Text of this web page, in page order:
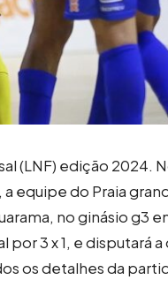
(LNF) edição 2024.
equipe do Praia
no ginásio g3
3 x 1, e disputará a
os detalhes da